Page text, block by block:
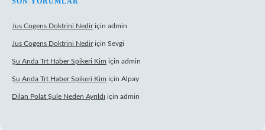
Jus Cogens Doktrini Nediriçin admin
Jus Cogens Doktrini Nediriçin Sevgi
Şu Anda Trt Haber Spikeri Kim için admin
Şu Anda Trt Haber Spikeri Kim için Alpay
Dilan Polat Şule Neden Ayrıldı için admin